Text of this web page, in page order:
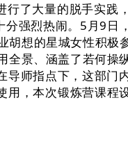
了大量的脱手实践
强烈热闹。5月9日
胡想的星城女性积极
全景、涵盖了若何操
师指点下，这部门
，本次锻炼营课程